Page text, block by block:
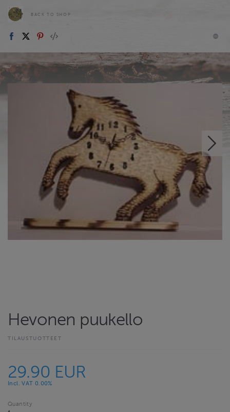
BACK TO SHOP
Hevonen puukello
TILAUSTUOTTEET
29.90 EUR
Incl. VAT 0.00%
Quantity